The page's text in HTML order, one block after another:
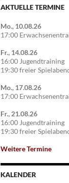
AKTUELLE TERMINE
Mo., 10.08.26
17:00
Fr., 14.08.26
16:00 Jugendtraining
19:30 freier
Mo., 17.08.26
17:00
Fr., 21.08.26
16:00 Jugendtraining
19:30 freier
Weitere Termine
KALENDER